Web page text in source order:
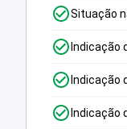
Situação
Indicação
Indicação
Indicação